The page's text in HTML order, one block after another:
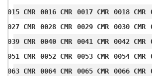
0015 CMR
0016 CMR 0017 CMR 0018 CMR
0027 CMR
0028 CMR 0029 CMR 0030 CMR
0039 CMR
0040 CMR 0041 CMR 0042 CMR
0051 CMR
0052 CMR 0053 CMR 0054 CMR
0063 CMR
0064 CMR 0065 CMR 0066 CMR